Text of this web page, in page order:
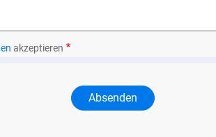
akzeptieren